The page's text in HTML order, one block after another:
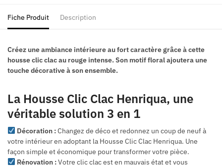
Fiche Produit Description
Créez une ambiance intérieure au fort caractère grâce à cette
housse clic clac au rouge intense. Son motif floral ajoutera une
touche décorative à son ensemble.
La Housse Clic Clac Henriqua, une
véritable solution 3 en 1
Décoration :Changez de déco et redonnez un coup de neuf à
votre intérieur en adoptant la Housse Clic Clac Henriqua. Une
façon simple et économique pour transformer votre pièce.
Rénovation :Votre clic clac est en mauvais état et vous